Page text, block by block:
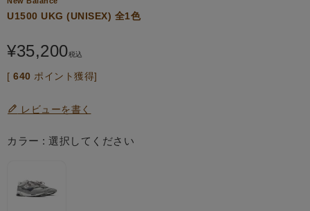
U1500 UKG (UNISEX) 全1色
¥35,200税込
[ 640 ポイント獲得]
レビューを書く
カラー 選択してください